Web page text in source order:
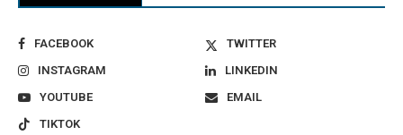
FACEBOOK
TWITTER
INSTAGRAM
LINKEDIN
YOUTUBE
EMAIL
TIKTOK